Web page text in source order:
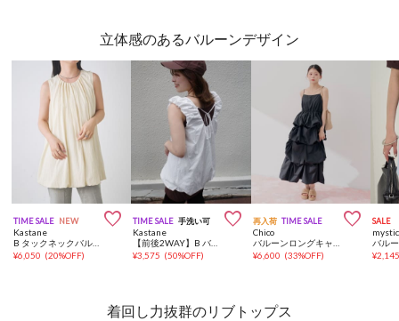
立体感のあるバルーンデザイン
TIME SALE NEW 
Kastane
¥6,050 (20%OFF)
TIME SALE 手洗い可 
Kastane
¥3,575 (50%OFF)
再入荷 TIME SALE 
Chico
¥6,600 (33%OFF)
SALE
mystic
バル
¥
着回し力抜群のリブトップス